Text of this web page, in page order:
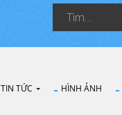
TIN TỨC HÌNH ẢNH